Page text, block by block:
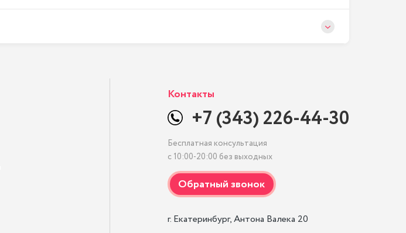
Контакты
+7 (343) 226-44-30
Бесплатная консультация
с 10:00-20:00 без выходных
г. Екатеринбург, Антона Валека 20